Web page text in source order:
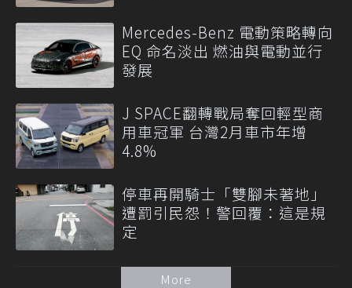
Mercedes-Benz 電動策略轉向
EQ 命名淡出 燃油與電動並行
發展
J SPACE翻轉戰局奪回輕型商
用車冠軍 台灣2月車市年增
4.8%
停車再開騎士「雙腳未著地」
遭罰引民怨！警回覆：這是規
定
More